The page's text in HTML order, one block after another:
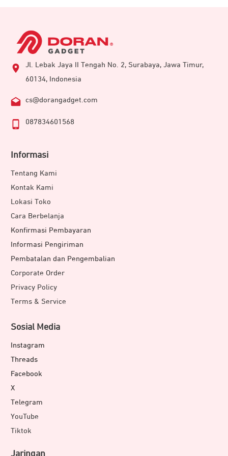
Kini, Anda bisa mengotrol konten favorit dengan Mylio
Photos+. Mulai dari merapikan, mengatur, hingga
menyempurnakan foto maupun video dengan
berlangganan gratis selama 6 bulan. Penggua dapat
menggabungkan media yang belum tertata dalam sebuah
library yang terlindungi dengan baik.*
*Catatan:Penawaran ini tidak tersedia di semua negara.
Langganan Mylio Photos+ selama 6 bulan dapat
ditukarkan saat pendaftaran produk.
Jl. Lebak Jaya II Tengah No. 2, Surabaya, Jawa Timur,
60134, Indonesia
cs@dorangadget.com
087834601568
Informasi
Tentang Kami
Kontak Kami
Lokasi Toko
Cara Berbelanja
Konfirmasi Pembayaran
Informasi Pengiriman
Pembatalan dan Pengembalian
Corporate Order
Privacy Policy
Terms & Service
Sosial Media
Instagram
Threads
Facebook
X
Telegram
YouTube
Tiktok
Jaringan